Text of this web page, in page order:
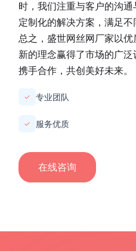
时，我们注重与客户的沟
定制化的解决方案，满足不
总之， 盛世网丝网厂家以优
新的理念赢得了市场的广
携手合作，共创美好未来。
✓ 专业团队
✓ 服务优质
在线咨询